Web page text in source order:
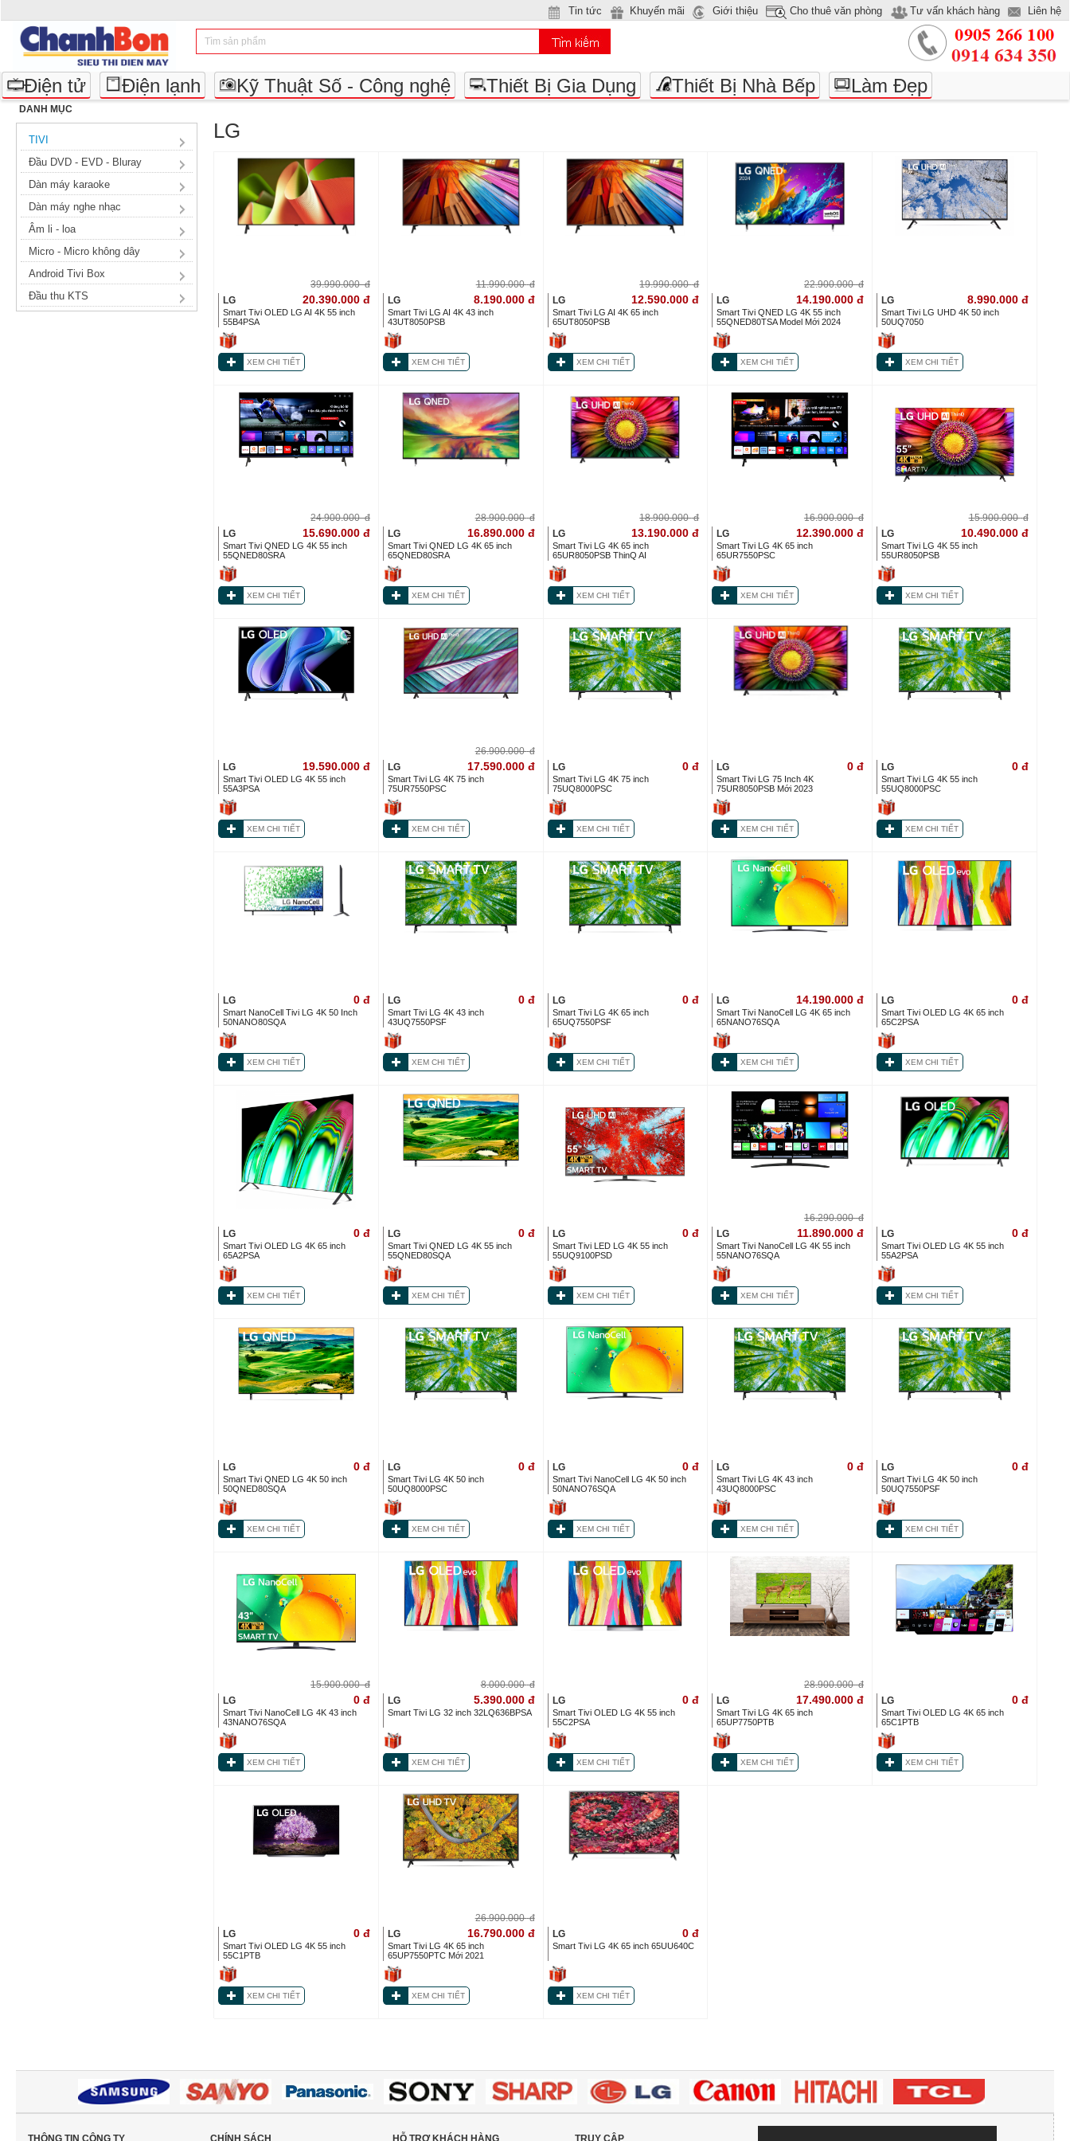
Liên hệ
Tin tức Khuyến mãi Giới thiệu Cho thuê văn phòng Tư vấn khách hàng
Điện tử Điện lạnh Kỹ Thuật Số - Công nghệ Thiết Bị Gia Dụng Thiết Bị Nhà Bếp Làm Đẹp
DANH MỤC
TIVI
Đầu DVD - EVD - Bluray
Dàn máy karaoke
Dàn máy nghe nhạc
Âm li - loa
Micro - Micro không dây
Android Tivi Box
Đầu thu KTS
LG
39.990.000 đ
LG
20.390.000 đ
Smart Tivi OLED LG AI 4K 55 inch
55B4PSA
XEM CHI TIẾT
11.990.000 đ
LG
8.190.000 đ
Smart Tivi LG AI 4K 43 inch
43UT8050PSB
XEM CHI TIẾT
19.990.000 đ
LG
12.590.000 đ
Smart Tivi LG AI 4K 65 inch
65UT8050PSB
XEM CHI TIẾT
22.900.000 đ
LG
14.190.000 đ
Smart Tivi QNED LG 4K 55 inch
55QNED80TSA Model Mới 2024
XEM CHI TIẾT
LG 8.990.000 đ
Smart Tivi LG UHD 4K 50 inch
50UQ7050
XEM CHI TIẾT
24.900.000 đ
LG
15.690.000 đ
Smart Tivi QNED LG 4K 55 inch
55QNED80SRA
XEM CHI TIẾT
28.900.000 đ
LG
16.890.000 đ
Smart Tivi QNED LG 4K 65 inch
65QNED80SRA
XEM CHI TIẾT
18.900.000 đ
LG
13.190.000 đ
Smart Tivi LG 4K 65 inch
65UR8050PSB ThinQ AI
XEM CHI TIẾT
16.900.000 đ
LG
12.390.000 đ
Smart Tivi LG 4K 65 inch
65UR7550PSC
XEM CHI TIẾT
15.900.000 đ
LG
10.490.000 đ
Smart Tivi LG 4K 55 inch
55UR8050PSB
XEM CHI TIẾT
LG 19.590.000 đ
Smart Tivi OLED LG 4K 55 inch
55A3PSA
XEM CHI TIẾT
26.900.000 đ
LG
17.590.000 đ
Smart Tivi LG 4K 75 inch
75UR7550PSC
XEM CHI TIẾT
LG 0 đ
Smart Tivi LG 4K 75 inch
75UQ8000PSC
XEM CHI TIẾT
LG 0 đ
Smart Tivi LG 75 Inch 4K
75UR8050PSB Mới 2023
XEM CHI TIẾT
LG 0 đ
Smart Tivi LG 4K 55 inch
55UQ8000PSC
XEM CHI TIẾT
LG 0 đ
Smart NanoCell Tivi LG 4K 50 Inch
50NANO80SQA
XEM CHI TIẾT
LG 0 đ
Smart Tivi LG 4K 43 inch
43UQ7550PSF
XEM CHI TIẾT
LG 0 đ
Smart Tivi LG 4K 65 inch
65UQ7550PSF
XEM CHI TIẾT
LG 14.190.000 đ
Smart Tivi NanoCell LG 4K 65 inch
65NANO76SQA
XEM CHI TIẾT
LG 0 đ
Smart Tivi OLED LG 4K 65 inch
65C2PSA
XEM CHI TIẾT
LG 0 đ
Smart Tivi OLED LG 4K 65 inch
65A2PSA
XEM CHI TIẾT
LG 0 đ
Smart Tivi QNED LG 4K 55 inch
55QNED80SQA
XEM CHI TIẾT
LG 0 đ
Smart Tivi LED LG 4K 55 inch
55UQ9100PSD
XEM CHI TIẾT
16.290.000 đ
LG
11.890.000 đ
Smart Tivi NanoCell LG 4K 55 inch
55NANO76SQA
XEM CHI TIẾT
LG 0 đ
Smart Tivi OLED LG 4K 55 inch
55A2PSA
XEM CHI TIẾT
LG 0 đ
Smart Tivi QNED LG 4K 50 inch
50QNED80SQA
XEM CHI TIẾT
LG 0 đ
Smart Tivi LG 4K 50 inch
50UQ8000PSC
XEM CHI TIẾT
LG 0 đ
Smart Tivi NanoCell LG 4K 50 inch
50NANO76SQA
XEM CHI TIẾT
LG 0 đ
Smart Tivi LG 4K 43 inch
43UQ8000PSC
XEM CHI TIẾT
LG 0 đ
Smart Tivi LG 4K 50 inch
50UQ7550PSF
XEM CHI TIẾT
15.900.000 đ
LG
0 đ
Smart Tivi NanoCell LG 4K 43 inch
43NANO76SQA
XEM CHI TIẾT
8.000.000 đ
LG
5.390.000 đ
Smart Tivi LG 32 inch 32LQ636BPSA
XEM CHI TIẾT
LG 0 đ
Smart Tivi OLED LG 4K 55 inch
55C2PSA
XEM CHI TIẾT
28.900.000 đ
LG
17.490.000 đ
Smart Tivi LG 4K 65 inch
65UP7750PTB
XEM CHI TIẾT
LG 0 đ
Smart Tivi OLED LG 4K 65 inch
65C1PTB
XEM CHI TIẾT
LG 0 đ
Smart Tivi OLED LG 4K 55 inch
55C1PTB
XEM CHI TIẾT
26.900.000 đ
LG
16.790.000 đ
Smart Tivi LG 4K 65 inch
65UP7550PTC Mới 2021
XEM CHI TIẾT
LG 0 đ
Smart Tivi LG 4K 65 inch 65UU640C
XEM CHI TIẾT
THÔNG TIN CÔNG TY CHÍNH SÁCH HỖ TRỢ KHÁCH HÀNG TRUY CẬP